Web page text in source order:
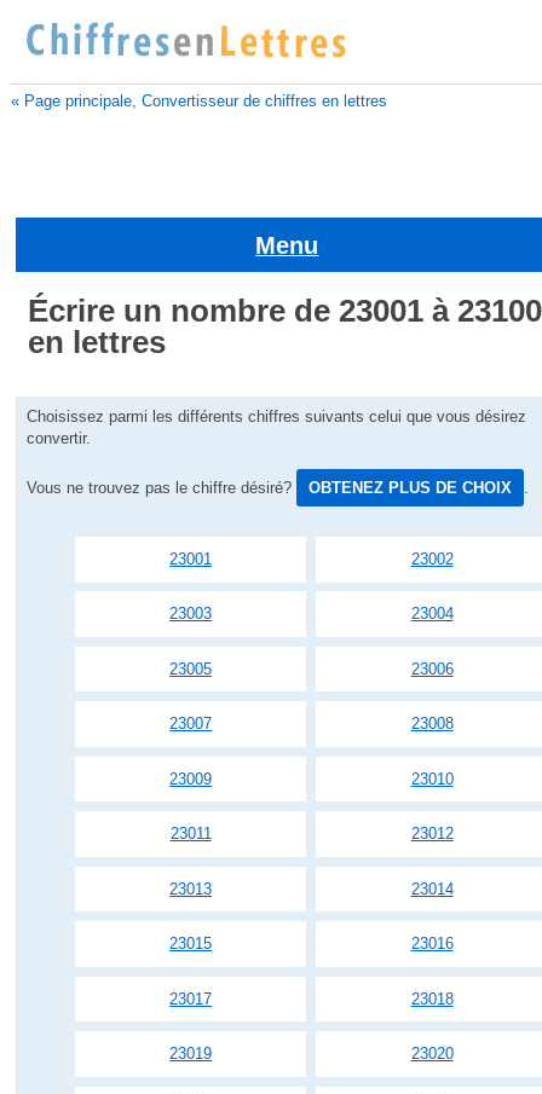
« Page principale, Convertisseur de chiffres en lettres
Menu
Écrire un nombre de 23001 à 23100
en lettres
Choisissez parmi les différents chiffres suivants celui que vous désirez
convertir.
Vous ne trouvez pas le chiffre désiré? OBTENEZ PLUS DE CHOIX
23001 23002
23003 23004
23005 23006
23007 23008
23009 23010
23011 23012
23013 23014
23015 23016
23017 23018
23019 23020